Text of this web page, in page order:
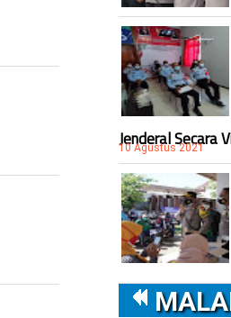
Jenderal Secara
10 Agustus 2021